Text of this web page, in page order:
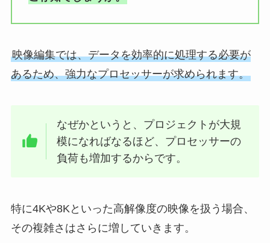
映像編集では、データを効率的に処理する必要が
あるため、強力なプロセッサーが求められます。
なぜかというと、プロジェクトが大規
模になればなるほど、プロセッサーの
負荷も増加するからです。
特に4Kや8Kといった高解像度の映像を扱う場合、
その複雑さはさらに増していきます。